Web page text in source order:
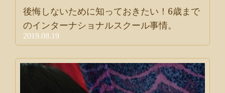
後悔しないために知っておきたい！6歳まで
のインターナショナルスクール事情。
2019.08.19